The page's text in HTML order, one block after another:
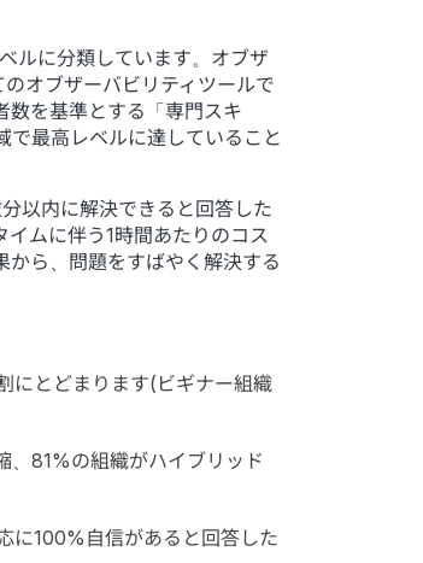
ルに分類しています。オブザ
オブザーバビリティツールで
数を基準とする「専門スキ
最高レベルに達していること
以内に解決できると回答した
ムに伴う1時間あたりのコス
ら、問題をすばやく解決する
にとどまります(ビギナー組織
、81%の組織がハイブリッド
に100%自信があると回答した